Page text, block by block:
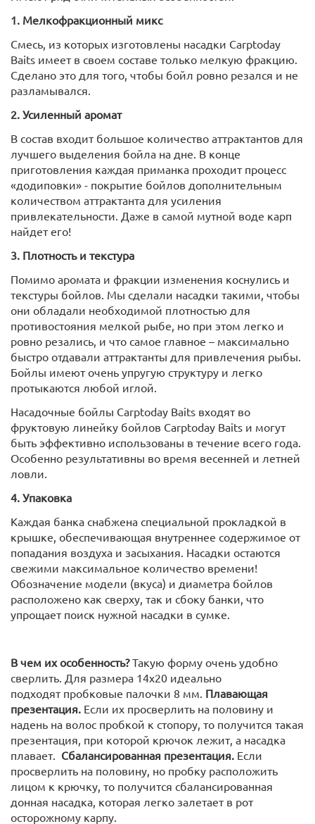
1. Мелкофракционный микс
Смесь, из которых изготовлены насадки Carptoday
Baits имеет в своем составе только мелкую фракцию.
Сделано это для того, чтобы бойл ровно резался и не
разламывался.
2. Усиленный аромат
В состав входит большое количество аттрактантов для
лучшего выделения бойла на дне. В конце
приготовления каждая приманка проходит процесс
«додиповки» - покрытие бойлов дополнительным
количеством аттрактанта для усиления
привлекательности. Даже в самой мутной воде карп
найдет его!
3. Плотность и текстура
Помимо аромата и фракции изменения коснулись и
текстуры бойлов. Мы сделали насадки такими, чтобы
они обладали необходимой плотностью для
противостояния мелкой рыбе, но при этом легко и
ровно резались, и что самое главное – максимально
быстро отдавали аттрактанты для привлечения рыбы.
Бойлы имеют очень упругую структуру и легко
протыкаются любой иглой.
Насадочные бойлы Carptoday Baits входят во
фруктовую линейку бойлов Carptoday Baits и могут
быть эффективно использованы в течение всего года.
Особенно результативны во время весенней и летней
ловли.
4. Упаковка
Каждая банка снабжена специальной прокладкой в
крышке, обеспечивающая внутреннее содержимое от
попадания воздуха и засыхания. Насадки остаются
свежими максимальное количество времени!
Обозначение модели (вкуса) и диаметра бойлов
расположено как сверху, так и сбоку банки, что
упрощает поиск нужной насадки в сумке.
В чем их особенность?Такую форму очень удобно
сверлить. Для размера 14х20 идеально
подходят пробковые палочки 8 мм. Плавающая
презентация. Если их просверлить на половину и
надень на волос пробкой к стопору, то получится такая
презентация, при которой крючок лежит, а насадка
плавает. Сбалансированная презентация. Если
просверлить на половину, но пробку расположить
лицом к крючку, то получится сбалансированная
донная насадка, которая легко залетает в рот
осторожному карпу.